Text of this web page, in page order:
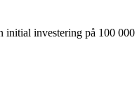
investering på 100